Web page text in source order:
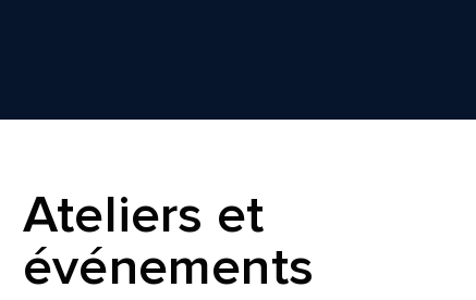
Ateliers et
événements